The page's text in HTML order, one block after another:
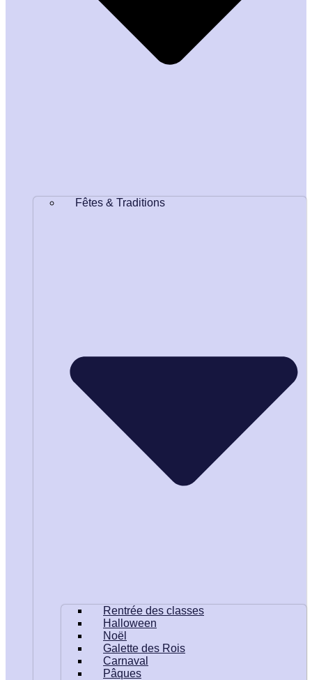
Fêtes & Traditions
Rentrée des classes
Halloween
Noël
Galette des Rois
Carnaval
Pâques